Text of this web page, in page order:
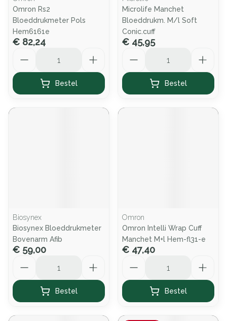
Omron Rs2
Bloeddrukmeter Pols
Hem6161e
€ 82,24
Bestel
Microlife Manchet
Bloeddrukm. M/l Soft
Conic.cuff
€ 45,95
Bestel
Biosynex
Biosynex Bloeddrukmeter
Bovenarm Afib
€ 59,00
Bestel
Omron
Omron Intelli Wrap Cuff
Manchet M+l Hem-fl31-e
€ 47,40
Bestel